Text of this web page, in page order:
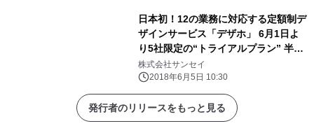
日本初！12の業務に対応する定額制デ
ザインサービス「デザホ」 6月1日よ
り5社限定の“トライアルプラン” 半額
キャンペーンを開始
株式会社サンセイ
2018年6月5日 10:30
発行者のリリースをもっと見る